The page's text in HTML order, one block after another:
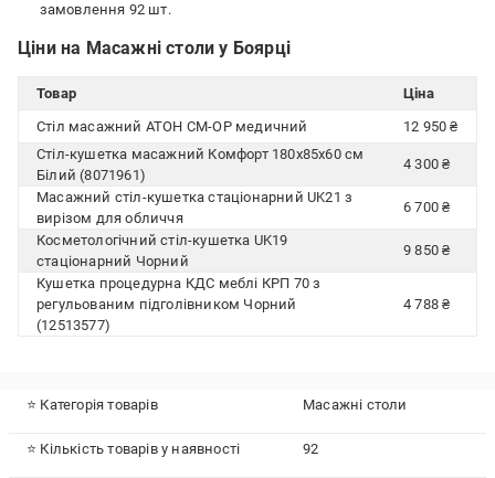
замовлення 92 шт.
Ціни на Масажні столи у Боярці
Товар
Ціна
Стіл масажний АТОН СМ-ОР медичний
12 950 ₴
Стіл-кушетка масажний Комфорт 180х85х60 см
Білий (8071961)
4 300 ₴
Масажний стіл-кушетка стаціонарний UK21 з
вирізом для обличчя
6 700 ₴
Косметологічний стіл-кушетка UK19
стаціонарний Чорний
9 850 ₴
Кушетка процедурна КДС меблі КРП 70 з
регульованим підголівником Чорний
(12513577)
4 788 ₴
⭐ Категорія товарів Масажні столи
⭐ Кількість товарів у наявності 92